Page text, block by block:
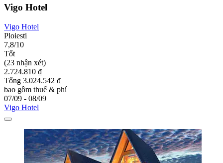
Vigo Hotel
Vigo Hotel
Ploiesti
7,8/10
Tốt
(23 nhận xét)
2.724.810 ₫
Tổng 3.024.542 ₫
bao gồm thuế & phí
07/09 - 08/09
Vigo Hotel